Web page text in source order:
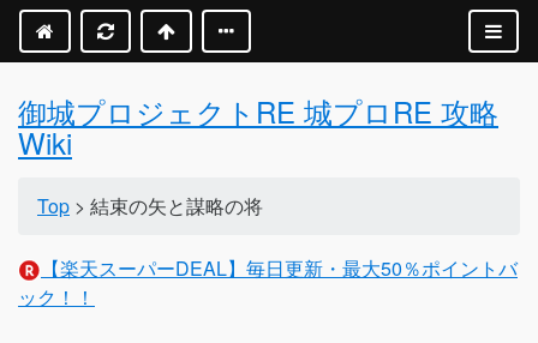
御城プロジェクトRE 城プロRE 攻略
Wiki
Top > 結束の矢と謀略の将
【楽天スーパーDEAL】毎日更新・最大50％ポイントバ
ック！！